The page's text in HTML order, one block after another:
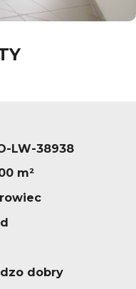
LW-38938
m²
dobry